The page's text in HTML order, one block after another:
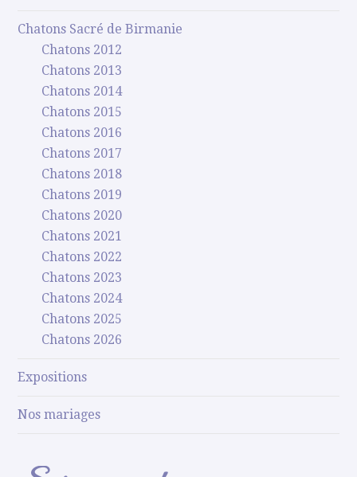
Chatons Sacré de Birmanie
Chatons 2012
Chatons 2013
Chatons 2014
Chatons 2015
Chatons 2016
Chatons 2017
Chatons 2018
Chatons 2019
Chatons 2020
Chatons 2021
Chatons 2022
Chatons 2023
Chatons 2024
Chatons 2025
Chatons 2026
Expositions
Nos mariages